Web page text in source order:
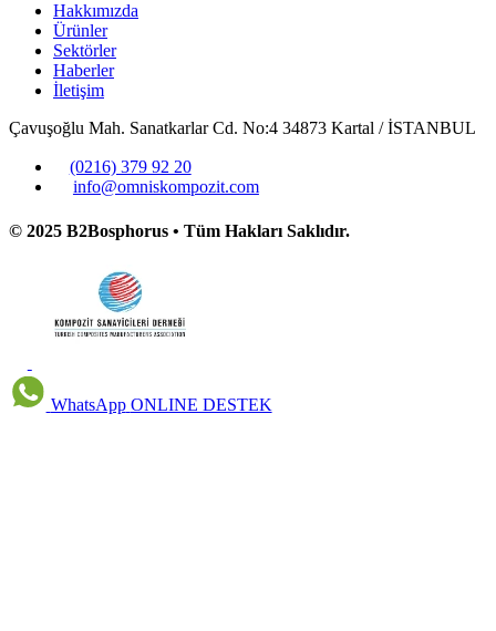
Hakkımızda
Ürünler
Sektörler
Haberler
İletişim
Çavuşoğlu Mah. Sanatkarlar Cd. No:4 34873 Kartal / İSTANBUL
(0216) 379 92 20
info@omniskompozit.com
© 2025 B2Bosphorus • Tüm Hakları Saklıdır.
WhatsApp ONLINE DESTEK